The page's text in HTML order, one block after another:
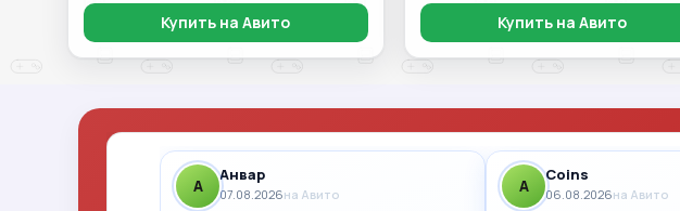
Купить на Авито Купить на Авито
A
Анвар
07.08.2026на Авито A
Coins
06.08.2026на Авито